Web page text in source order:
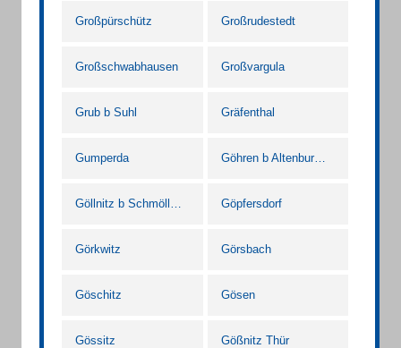
Großpürschütz Großrudestedt
Großschwabhausen Großvargula
Grub b Suhl Gräfenthal
Gumperda Göhren b Altenburg Thür
Göllnitz b Schmölln Thür Göpfersdorf
Görkwitz Görsbach
Göschitz Gösen
Gössitz Gößnitz Thür